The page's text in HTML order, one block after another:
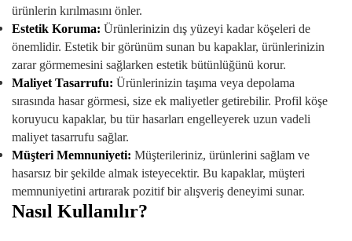
ürünlerin kırılmasını önler.
Estetik Koruma: Ürünlerinizin dış yüzeyi kadar köşeleri de
önemlidir. Estetik bir görünüm sunan bu kapaklar, ürünlerinizin
zarar görmemesini sağlarken estetik bütünlüğünü korur.
Maliyet Tasarrufu: Ürünlerinizin taşıma veya depolama
sırasında hasar görmesi, size ek maliyetler getirebilir. Profil köşe
koruyucu kapaklar, bu tür hasarları engelleyerek uzun vadeli
maliyet tasarrufu sağlar.
Müşteri Memnuniyeti: Müşterileriniz, ürünlerini sağlam ve
hasarsız bir şekilde almak isteyecektir. Bu kapaklar, müşteri
memnuniyetini artırarak pozitif bir alışveriş deneyimi sunar.
Nasıl Kullanılır?